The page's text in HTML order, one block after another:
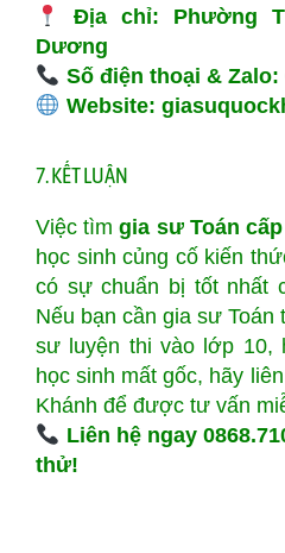
Địa chỉ: Phường
Dương
Số điện thoại & Zalo:
Website:
7. KẾT LUẬN
Việc tìmgia sư Toán
học sinh củng cố kiến
có sự chuẩn bị tốt nhất
Nếu bạn cần gia sư
sư luyện thi vào lớp 10,
học sinh mất gốc, hãy
Khánh để được tư vấn
Liên hệ ngay
thử!